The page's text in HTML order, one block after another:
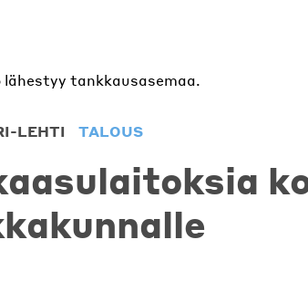
tankkausasemaa.
LEHTI TALOUS